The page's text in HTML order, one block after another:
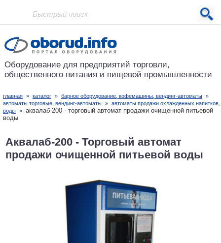
Проект основан в 2001 году
Оборудование для предприятий торговли,
общественного питания и пищевой промышленности
главная » каталог » барное оборудование, кофемашины, вендинг-автоматы »
автоматы торговые, вендинг-автоматы » автоматы продажи охлажденных напитков,
воды » аквалаб-200 - торговый автомат продажи очищенной питьевой
воды
Аквалаб-200 - Торговый автомат
продажи очищенной питьевой воды